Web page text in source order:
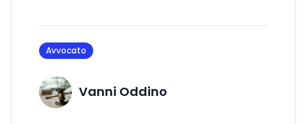
Avvocato
Vanni Oddino